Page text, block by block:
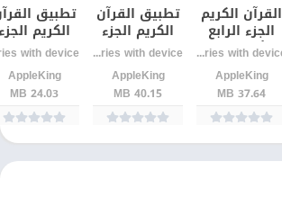
القرآن الكريم
الجزء الرابع
للأندرويد –
تلاوة واضحةVaries with device
AppleKing
37.64 MB
تطبيق القرآن
الكريم الجزء
الثالث
للاندرويد اخر
اصدار
Varies with device
AppleKing
40.15 MB
تطبيق
الكريم
الثاني –
للأندرويد
إصدار
AppleKing
24.03 MB